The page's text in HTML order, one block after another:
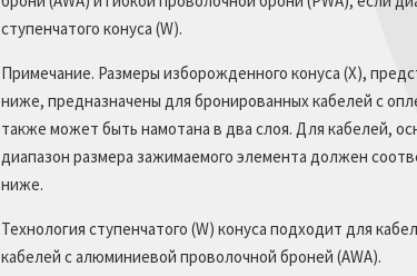
ступенчатого конуса (W).
Примечание. Размеры изборожденного конуса (X),
ниже, предназначены для бронированных кабелей с
также может быть намотана в два слоя. Для кабелей,
диапазон размера зажимаемого элемента должен
ниже.
Технология ступенчатого (W) конуса подходит для
кабелей с алюминиевой проволочной броней (AWA).